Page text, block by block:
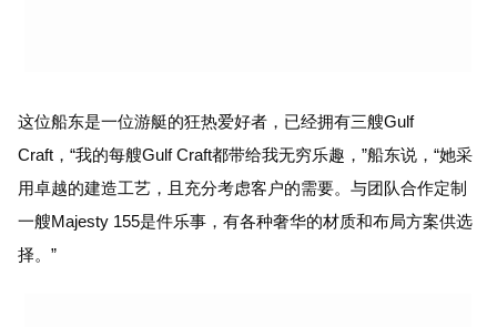
这位船东是一位游艇的狂热爱好者，已经拥有三艘Gulf
Craft，“我的每艘Gulf Craft都带给我无穷乐趣，”船东说，“她采
用卓越的建造工艺，且充分考虑客户的需要。与团队合作定制
一艘Majesty 155是件乐事，有各种奢华的材质和布局方案供选
择。”